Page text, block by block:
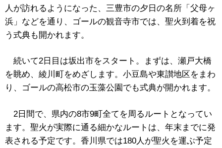
人が訪れるようになった、三豊市の夕日の名所「父母ヶ
浜」などを通り、ゴールの観音寺市では、聖火到着を祝
う式典も開かれます。
続いて2日目は坂出市をスタート。まずは、瀬戸大橋
を眺め、綾川町をめざします。小豆島や東讃地区をまわ
り、ゴールの高松市の玉藻公園でも式典が開かれます。
2日間で、県内の8市9町全てを周るルートとなってい
ます。聖火が実際に通る細かなルートは、年末までに発
表される予定です。香川県では180人が聖火を運ぶ予定